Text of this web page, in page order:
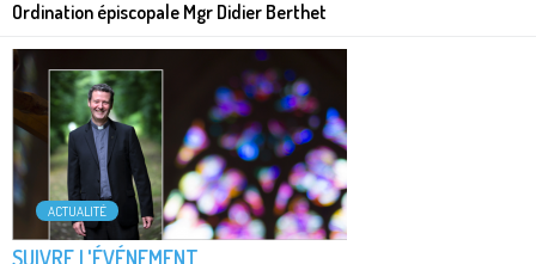
Ordination épiscopale Mgr Didier Berthet
ACTUALITÉ
SUIVRE L'ÉVÉNEMENT